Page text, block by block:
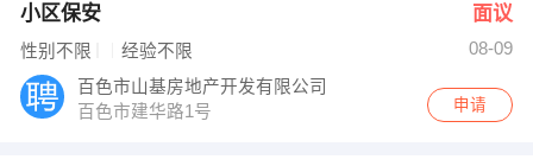
小区保安 面议
性别不限 经验不限
08-09
百色市山基房地产开发有限公司
百色市建华路1号
申请